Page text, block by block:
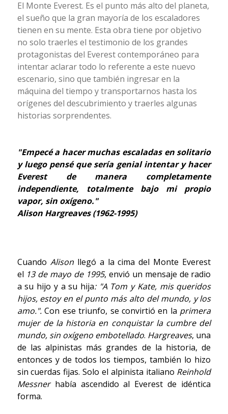
El Monte Everest. Es el punto más alto del planeta,
el sueño que la gran mayoría de los escaladores
tienen en su mente. Esta obra tiene por objetivo
no solo traerles el testimonio de los grandes
protagonistas del Everest contemporáneo para
intentar aclarar todo lo referente a este nuevo
escenario, sino que también ingresar en la
máquina del tiempo y transportarnos hasta los
orígenes del descubrimiento y traerles algunas
historias sorprendentes.
"Empecé a hacer muchas escaladas en solitario
y luego pensé que sería genial intentar y hacer
Everest de manera completamente
independiente, totalmente bajo mi propio
vapor, sin oxígeno."
Alison Hargreaves (1962-1995)
Cuando Alison llegó a la cima del Monte Everest
el 13 de mayo de 1995, envió un mensaje de radio
a su hijo y a su hija: "A Tom y Kate, mis queridos
hijos, estoy en el punto más alto del mundo, y los
amo.".Con ese triunfo, se convirtió en la primera
mujer de la historia en conquistar la cumbre del
mundo, sin oxígeno embotellado. Hargreaves, una
de las alpinistas más grandes de la historia, de
entonces y de todos los tiempos, también lo hizo
sin cuerdas fijas. Solo el alpinista italiano Reinhold
Messnerhabía ascendido al Everest de idéntica
forma.